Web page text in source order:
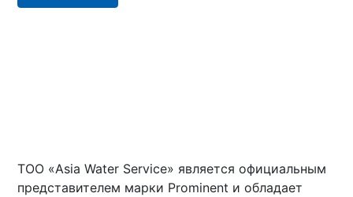
ТОО «Asia Water Service» является официальным
представителем марки Prominent и обладает